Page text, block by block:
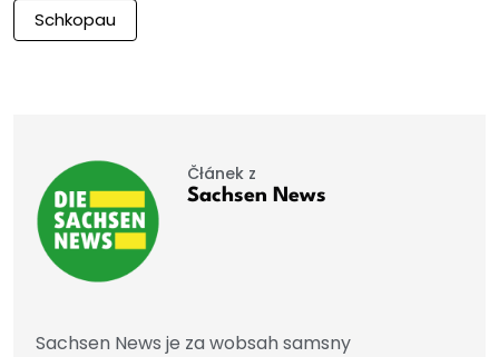
Schkopau
Čłánek z
Sachsen News
Sachsen News je za wobsah samsny